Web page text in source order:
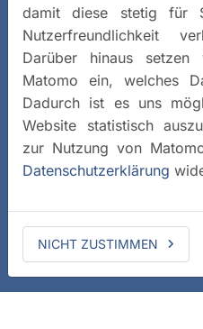
damit diese stetig für
Nutzerfreundlichkeit
Darüber hinaus setzen
Matomo ein, welches
Dadurch ist es uns
Website statistisch
zur Nutzung von
Datenschutzerklärung
NICHT ZUSTIMMEN